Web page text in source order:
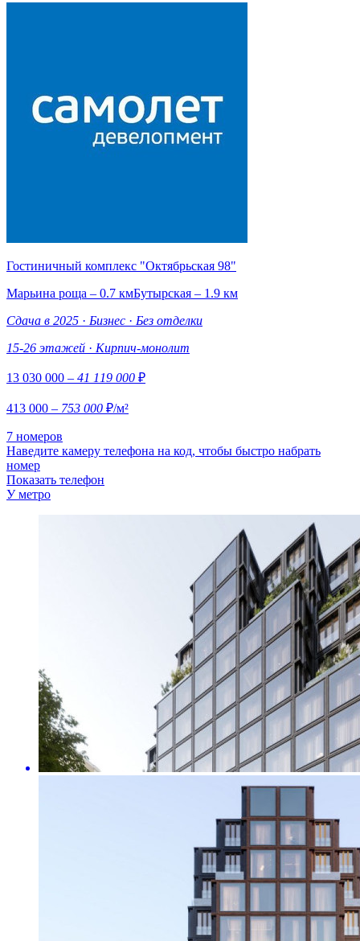
Гостиничный комплекс "Октябрьская 98"
Марьина роща – 0.7 кмБутырская – 1.9 км
Сдача в 2025 · Бизнес · Без отделки
15-26 этажей · Кирпич-монолит
13 030 000 – 41 119 000 ₽
413 000 – 753 000 ₽/м²
7 номеров
Наведите камеру телефона на код, чтобы быстро набрать
номер
Показать телефон
У метро